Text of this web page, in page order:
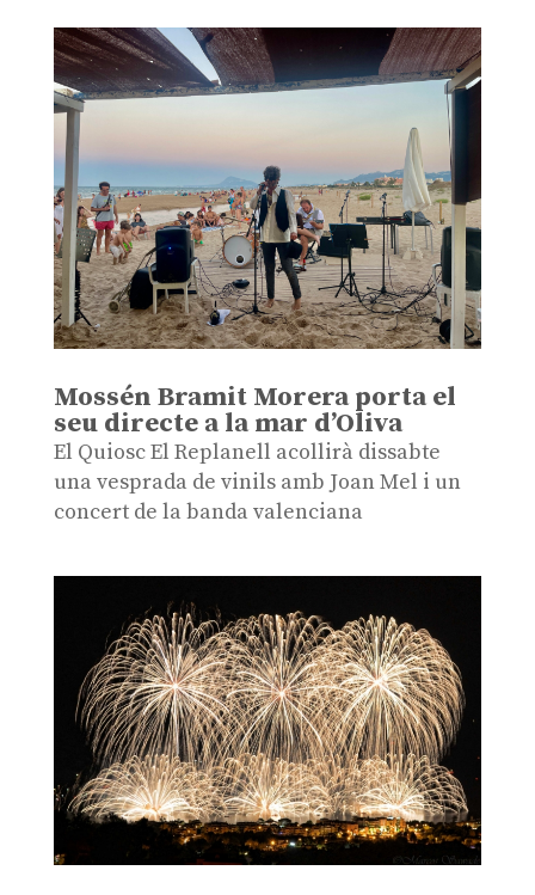
Mossén Bramit Morera porta el
seu directe a la mar d’Oliva
El Quiosc El Replanell acollirà dissabte
una vesprada de vinils amb Joan Mel i un
concert de la banda valenciana